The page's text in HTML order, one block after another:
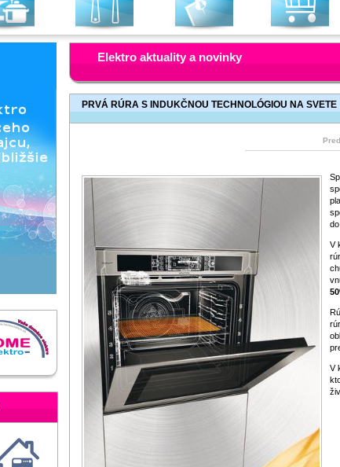
Elektro aktuality a novinky
PRVÁ RÚRA S INDUKČNOU TECHNOLÓGIOU NA SVETE
do
V
V